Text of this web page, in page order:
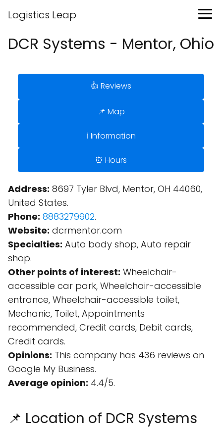
Logistics Leap
DCR Systems - Mentor, Ohio
👍 Reviews
📌 Map
ℹ️ Information
⏰ Hours
Address: 8697 Tyler Blvd, Mentor, OH 44060,
United States.
Phone: 8883279902.
Website: dcrmentor.com
Specialties: Auto body shop, Auto repair
shop.
Other points of interest: Wheelchair-
accessible car park, Wheelchair-accessible
entrance, Wheelchair-accessible toilet,
Mechanic, Toilet, Appointments
recommended, Credit cards, Debit cards,
Credit cards.
Opinions: This company has 436 reviews on
Google My Business.
Average opinion: 4.4/5.
📌 Location of DCR Systems